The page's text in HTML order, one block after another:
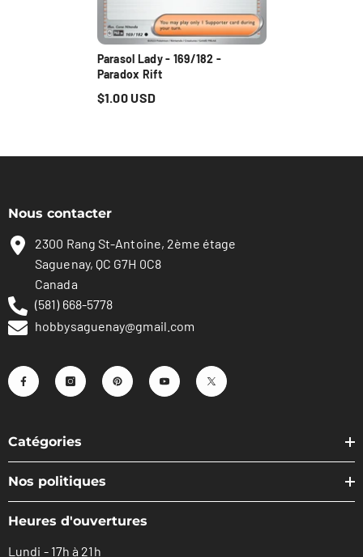
Parasol Lady - 169/182 -
Paradox Rift
$1.00 USD
Nous contacter
2300 Rang St-Antoine, 2ème étage
Saguenay, QC G7H 0C8
Canada
(581) 668-5778
hobbysaguenay@gmail.com
Catégories
Nos politiques
Heures d'ouvertures
Lundi - 17h à 21h